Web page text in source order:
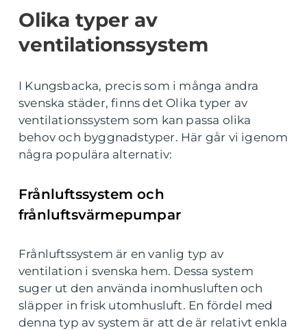
Olika typer av
ventilationssystem
I Kungsbacka, precis som i många andra
svenska städer, finns det Olika typer av
ventilationssystem som kan passa olika
behov och byggnadstyper. Här går vi igenom
några populära alternativ:
Frånluftssystem och
frånluftsvärmepumpar
Frånluftssystem är en vanlig typ av
ventilation i svenska hem. Dessa system
suger ut den använda inomhusluften och
släpper in frisk utomhusluft. En fördel med
denna typ av system är att de är relativt enkla